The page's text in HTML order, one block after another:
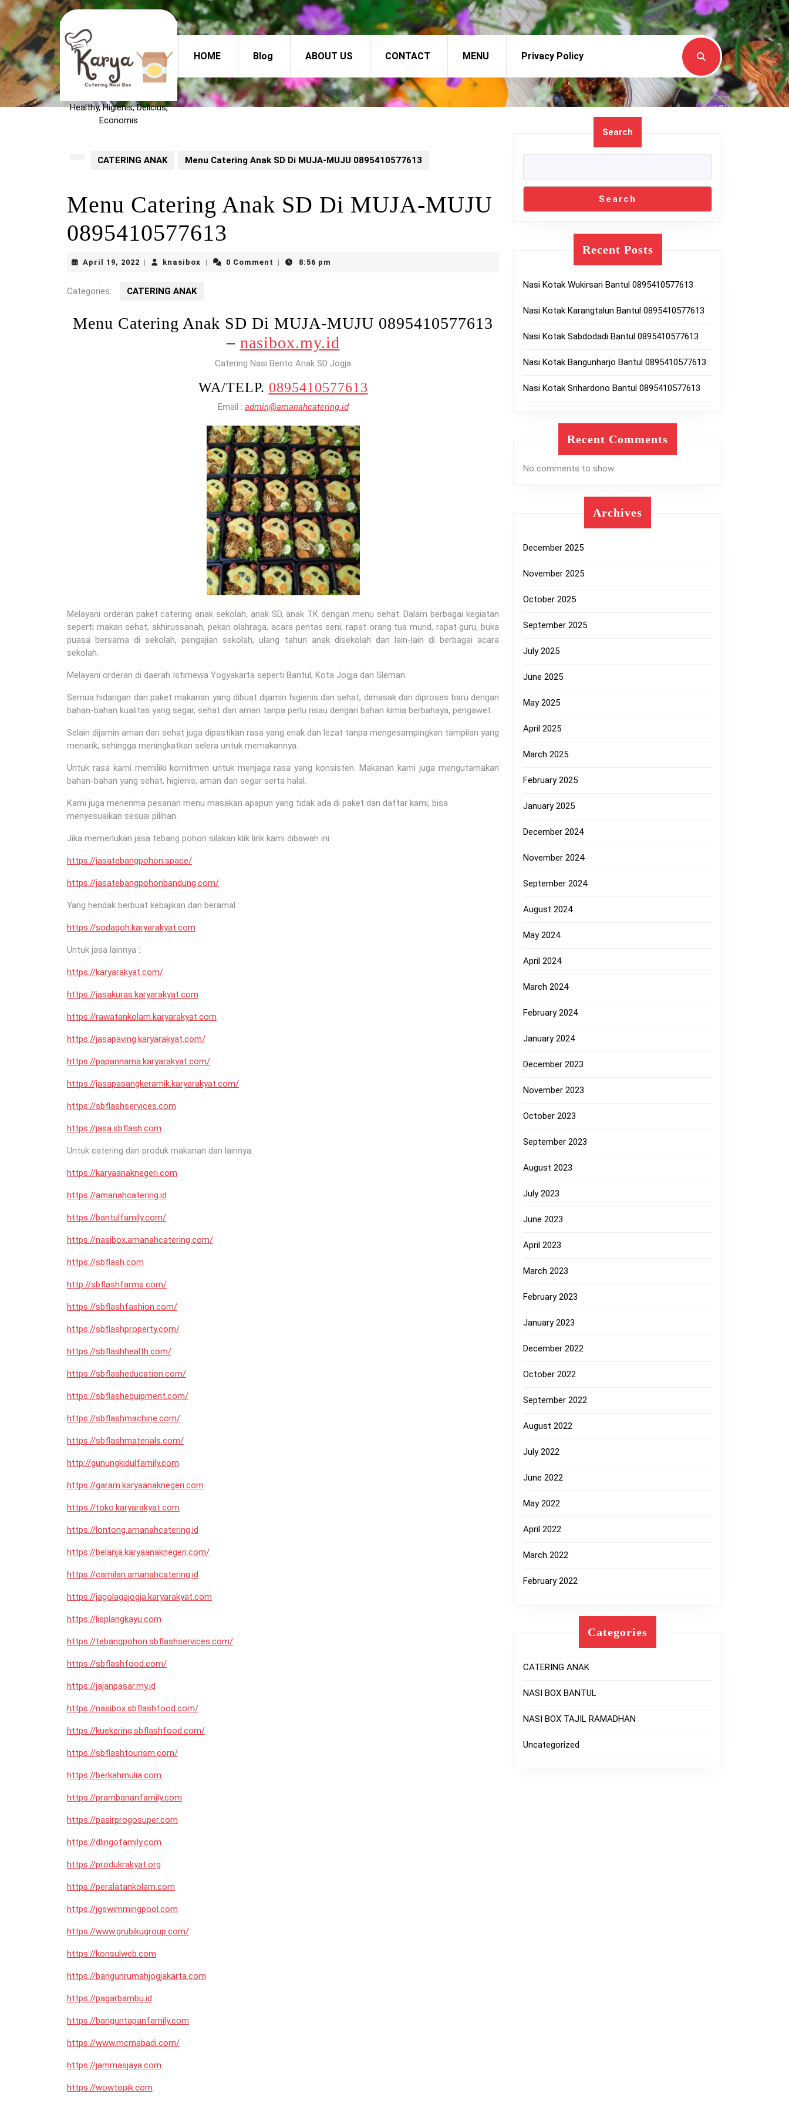
Skip
to
content
Healthy, Higienis, Delicius,
Economis
HOME Blog ABOUT US CONTACT MENU Privacy Policy
CATERING ANAK Menu Catering Anak SD Di MUJA-MUJU 0895410577613
Menu Catering Anak SD Di MUJA-MUJU
0895410577613
April 19, 2022 April
knasibox knasibox0 Comment 8:56 pm
Categories: CATERING ANAK
Menu Catering Anak SD Di MUJA-MUJU 0895410577613
– nasibox.my.id
Catering Nasi Bento Anak SD Jogja
WA/TELP. 0895410577613
Email : admin@amanahcatering.id
Melayani orderan paket catering anak sekolah, anak SD, anak TK dengan menu sehat. Dalam berbagai kegiatan
seperti makan sehat, akhirussanah, pekan olahraga, acara pentas seni, rapat orang tua murid, rapat guru, buka
puasa bersama di sekolah, pengajian sekolah, ulang tahun anak disekolah dan lain-lain di berbagai acara
sekolah.
Melayani orderan di daerah Istimewa Yogyakarta seperti Bantul, Kota Jogja dan Sleman
Semua hidangan dan paket makanan yang dibuat dijamin higienis dan sehat, dimasak dan diproses baru dengan
bahan-bahan kualitas yang segar, sehat dan aman tanpa perlu risau dengan bahan kimia berbahaya, pengawet.
Selain dijamin aman dan sehat juga dipastikan rasa yang enak dan lezat tanpa mengesampingkan tampilan yang
menarik, sehingga meningkatkan selera untuk memakannya.
Untuk rasa kami memiliki komitmen untuk menjaga rasa yang konsisten. Makanan kami juga mengutamakan
bahan-bahan yang sehat, higienis, aman dan segar serta halal.
Kami juga menerima pesanan menu masakan apapun yang tidak ada di paket dan daftar kami, bisa
menyesuaikan sesuai pilihan.
Jika memerlukan jasa tebang pohon silakan klik link kami dibawah ini:
https://jasatebangpohon.space/
https://jasatebangpohonbandung.com/
Yang hendak berbuat kebajikan dan beramal :
https://sodaqoh.karyarakyat.com
Untuk jasa lainnya :
https://karyarakyat.com/
https://jasakuras.karyarakyat.com
https://rawatankolam.karyarakyat.com
https://jasapaving.karyarakyat.com/
https://papannama.karyarakyat.com/
https://jasapasangkeramik.karyarakyat.com/
https://sbflashservices.com
https://jasa.sbflash.com
Untuk catering dan produk makanan dan lainnya:
https://karyaanaknegeri.com
https://amanahcatering.id
https://bantulfamily.com/
https://nasibox.amanahcatering.com/
https://sbflash.com
http://sbflashfarms.com/
https://sbflashfashion.com/
https://sbflashproperty.com/
https://sbflashhealth.com/
https://sbflasheducation.com/
https://sbflashequipment.com/
https://sbflashmachine.com/
https://sbflashmaterials.com/
http://gunungkidulfamily.com
https://garam.karyaanaknegeri.com
https://toko.karyarakyat.com
https://lontong.amanahcatering.id
https://belanja.karyaanaknegeri.com/
https://camilan.amanahcatering.id
https://jagolagajogja.karyarakyat.com
https://lisplangkayu.com
https://tebangpohon.sbflashservices.com/
https://sbflashfood.com/
https://jajanpasar.my.id
https://nasibox.sbflashfood.com/
https://kuekering.sbflashfood.com/
https://sbflashtourism.com/
https://berkahmulia.com
https://prambananfamily.com
https://pasirprogosuper.com
https://dlingofamily.com
https://produkrakyat.org
https://peralatankolam.com
https://jgswimmingpool.com
https://www.grubikugroup.com/
https://konsulweb.com
https://bangunrumahjogjakarta.com
https://pagarbambu.id
https://banguntapanfamily.com
https://www.mcmabadi.com/
https://jammasjaya.com
https://wowtopik.com
Search
Search
Recent Posts
Nasi Kotak Wukirsari Bantul 0895410577613
Nasi Kotak Karangtalun Bantul 0895410577613
Nasi Kotak Sabdodadi Bantul 0895410577613
Nasi Kotak Bangunharjo Bantul 0895410577613
Nasi Kotak Srihardono Bantul 0895410577613
Recent Comments
No comments to show.
Archives
December 2025
November 2025
October 2025
September 2025
July 2025
June 2025
May 2025
April 2025
March 2025
February 2025
January 2025
December 2024
November 2024
September 2024
August 2024
May 2024
April 2024
March 2024
February 2024
January 2024
December 2023
November 2023
October 2023
September 2023
August 2023
July 2023
June 2023
April 2023
March 2023
February 2023
January 2023
December 2022
October 2022
September 2022
August 2022
July 2022
June 2022
May 2022
April 2022
March 2022
February 2022
Categories
CATERING ANAK
NASI BOX BANTUL
NASI BOX TAJIL RAMADHAN
Uncategorized